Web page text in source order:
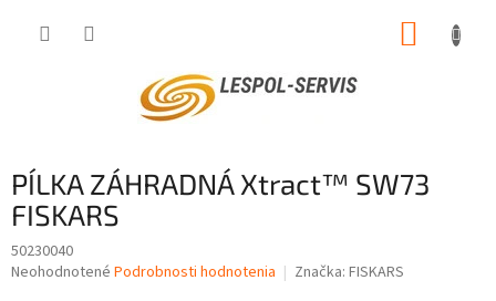
PÍLKA ZÁHRADNÁ Xtract™ SW73
FISKARS
50230040
Priemerné
Neohodnotené Podrobnosti hodnotenia Značka: FISKARS